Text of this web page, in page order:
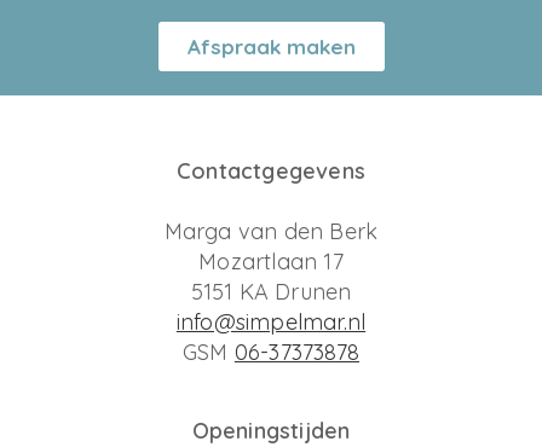
Afspraak maken
Contactgegevens
Marga van den Berk
Mozartlaan 17
5151 KA Drunen
info@simpelmar.nl
GSM 06-37373878
Openingstijden